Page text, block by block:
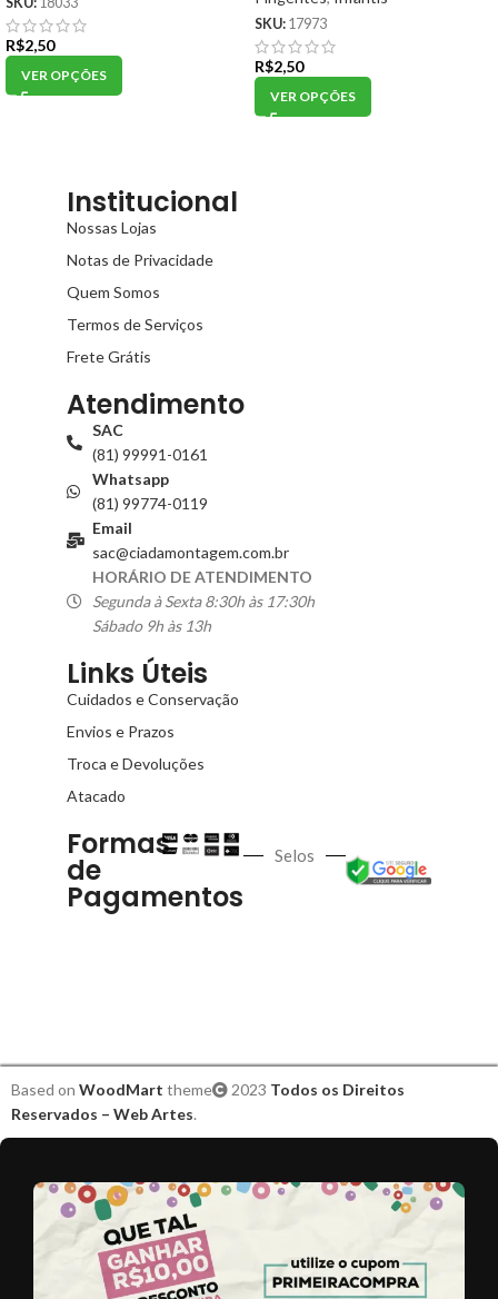
SKU: 18033
R$2,50
VER OPÇÕES
SKU: 17973
R$2,50
VER OPÇÕES
Institucional
Nossas Lojas
Notas de Privacidade
Quem Somos
Termos de Serviços
Frete Grátis
Atendimento
SAC
(81) 99991-0161
Whatsapp
(81) 99774-0119
Email
sac@ciadamontagem.com.br
HORÁRIO DE ATENDIMENTO
Segunda à Sexta 8:30h às 17:30h
Sábado 9h às 13h
Links Úteis
Cuidados e Conservação
Envios e Prazos
Troca e Devoluções
Atacado
Formas
de
Pagamentos
Selos
Based on WoodMart theme 2023 Todos os Direitos
Reservados – Web Artes.